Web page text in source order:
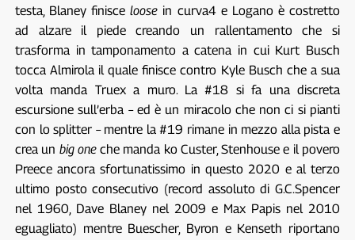
testa, Blaney finisceloose in curva4 e Logano è costretto
ad alzare il piede creando un rallentamento che si
trasforma in tamponamento a catena in cui Kurt Busch
tocca Almirola il quale finisce contro Kyle Busch che a sua
volta manda Truex a muro. La #18 si fa una discreta
escursione sull’erba – ed è un miracolo che non ci si pianti
con lo splitter – mentre la #19 rimane in mezzo alla pista e
crea un big oneche manda ko Custer, Stenhouse e il povero
Preece ancora sfortunatissimo in questo 2020 e al terzo
ultimo posto consecutivo (record assoluto di G.C.Spencer
nel 1960, Dave Blaney nel 2009 e Max Papis nel 2010
eguagliato) mentre Buescher, Byron e Kenseth riportano